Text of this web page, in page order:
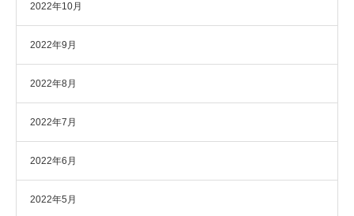
2022年10月
2022年9月
2022年8月
2022年7月
2022年6月
2022年5月